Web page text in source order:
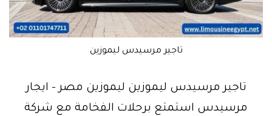
تاجير مرسيدس ليموزين
تاجير مرسيدس ليموزين ليموزين مصر – ايجار
مرسيدس استمتع برحلات الفخامة مع شركة